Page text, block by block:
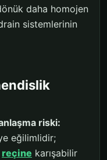
daha homojen
sistemlerinin
riski:
eğilimlidir;
reçine karışabilir